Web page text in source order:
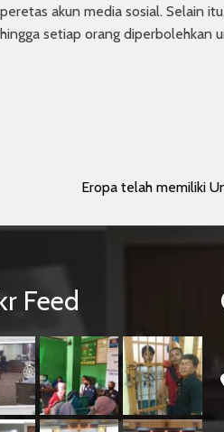
akun media sosial. Selain
setiap orang diperbolehkan
Eropa telah memiliki
Feed